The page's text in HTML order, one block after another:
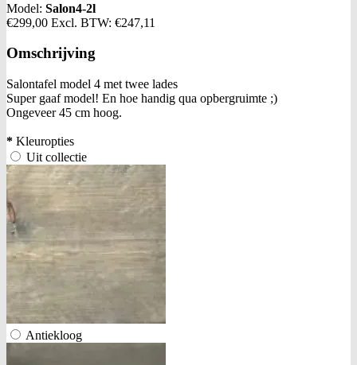
Model: Salon4-2l
€299,00 Excl. BTW: €247,11
Omschrijving
Salontafel model 4 met twee lades
Super gaaf model! En hoe handig qua opbergruimte ;)
Ongeveer 45 cm hoog.
* Kleuropties
Uit collectie
Antiekloog